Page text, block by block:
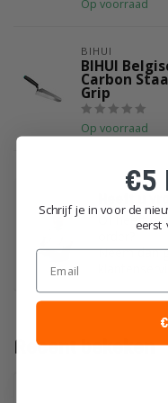
Op voorraad
BIHUI
BIHUI
Carbon
Grip
Op voorraad
Heeft u
Of heeft u
Neem dan
Recent bekeken
€5
Schrijf je in voor de
eerst
Email